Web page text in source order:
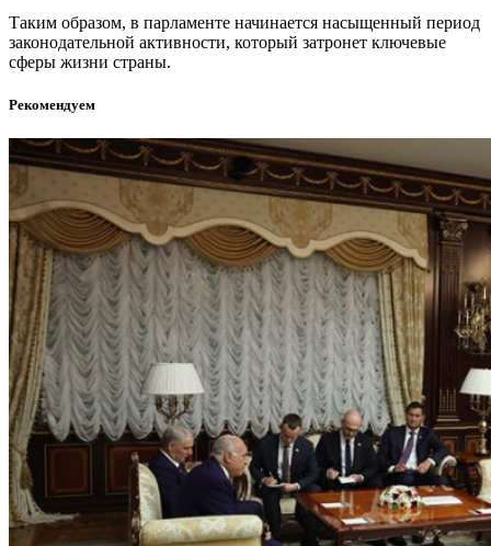
Таким образом, в парламенте начинается насыщенный период
законодательной активности, который затронет ключевые
сферы жизни страны.
Рекомендуем